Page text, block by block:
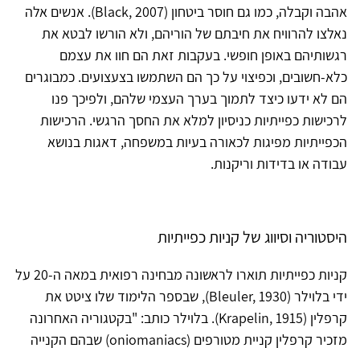
אהבה וקבלה, כמו גם חוסר ביטחון (Black, 2007). אנשים אלה
נאלצו להרוויח את חיבתם של הוריהם, ולא הורשו לבטא את
רגשותיהם באופן חופשי. בעקבות זאת הם חוו את עצמם
כלא-חשובים, וכפיצוי על כך הם השתמשו בצעצועים. כמבוגרים
הם לא ידעו כיצד לתמוך בערך העצמי שלהם, ולפיכך פנו
לרכישות כפייתיות כניסיון למלא את החסך הרגשי. הרכישות
הכפייתיות מפיגות לכאורה בעיות במשפחה, דאגות בנושא
עבודה או בדידות וריקנות.
היסטוריה וסיווג של קניות כפייתיות
קניות כפייתיות תוארו לראשונה מבחינה רפואית במאה ה-20 על
ידי בלוילר (Bleuler, 1930), שבספר הלימוד שלו ציטט את
קרפלין (Krapelin, 1915). בלוילר כותב: "בקטגוריה האחרונה
מזכיר קרפלין קניית מטורפים (oniomaniacs) שבהם הקנייה